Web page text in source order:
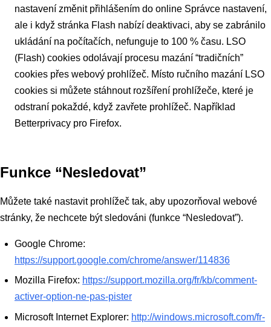
nastavení změnit přihlášením do online Správce nastavení,
ale i když stránka Flash nabízí deaktivaci, aby se zabránilo
ukládání na počítačích, nefunguje to 100 % času. LSO
(Flash) cookies odolávají procesu mazání “tradičních”
cookies přes webový prohlížeč. Místo ručního mazání LSO
cookies si můžete stáhnout rozšíření prohlížeče, které je
odstraní pokaždé, když zavřete prohlížeč. Například
Betterprivacy pro Firefox.
Funkce “Nesledovat”
Můžete také nastavit prohlížeč tak, aby upozorňoval webové
stránky, že nechcete být sledováni (funkce “Nesledovat”).
Google Chrome:
https://support.google.com/chrome/answer/114836
Mozilla Firefox: https://support.mozilla.org/fr/kb/comment-
activer-option-ne-pas-pister
Microsoft Internet Explorer: http://windows.microsoft.com/fr-